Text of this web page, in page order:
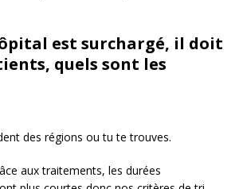
est surchargé, il doit
quels sont les
des régions ou tu te trouves.
aux traitements, les durées